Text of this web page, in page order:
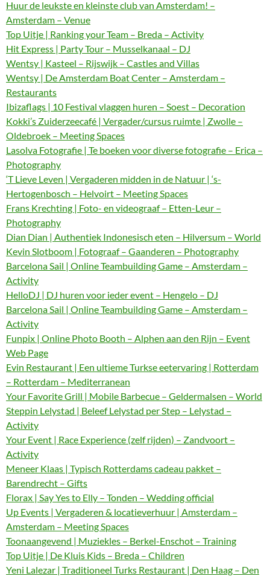
Huur de leukste en kleinste club van Amsterdam! –
Amsterdam – Venue
Top Uitje | Ranking your Team – Breda – Activity
Hit Express | Party Tour – Musselkanaal – DJ
Wentsy | Kasteel – Rijswijk – Castles and Villas
Wentsy | De Amsterdam Boat Center – Amsterdam –
Restaurants
Ibizaflags | 10 Festival vlaggen huren – Soest – Decoration
Kokki’s Zuiderzeecafé | Vergader/cursus ruimte | Zwolle –
Oldebroek – Meeting Spaces
Lasolva Fotografie | Te boeken voor diverse fotografie – Erica –
Photography
‘T Lieve Leven | Vergaderen midden in de Natuur | ‘s-
Hertogenbosch – Helvoirt – Meeting Spaces
Frans Krechting | Foto- en videograaf – Etten-Leur –
Photography
Dian Dian | Authentiek Indonesisch eten – Hilversum – World
Kevin Slotboom | Fotograaf – Gaanderen – Photography
Barcelona Sail | Online Teambuilding Game – Amsterdam –
Activity
HelloDJ | DJ huren voor ieder event – Hengelo – DJ
Barcelona Sail | Online Teambuilding Game – Amsterdam –
Activity
Funpix | Online Photo Booth – Alphen aan den Rijn – Event
Web Page
Evin Restaurant | Een ultieme Turkse eetervaring | Rotterdam
– Rotterdam – Mediterranean
Your Favorite Grill | Mobile Barbecue – Geldermalsen – World
Steppin Lelystad | Beleef Lelystad per Step – Lelystad –
Activity
Your Event | Race Experience (zelf rijden) – Zandvoort –
Activity
Meneer Klaas | Typisch Rotterdams cadeau pakket –
Barendrecht – Gifts
Florax | Say Yes to Elly – Tonden – Wedding official
Up Events | Vergaderen & locatieverhuur | Amsterdam –
Amsterdam – Meeting Spaces
Toonaangevend | Muziekles – Berkel-Enschot – Training
Top Uitje | De Kluis Kids – Breda – Children
Yeni Lalezar | Traditioneel Turks Restaurant | Den Haag – Den